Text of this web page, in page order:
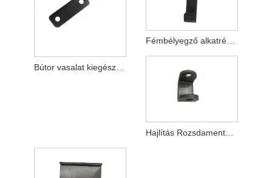
Bútor vasalat kiegészítők fém sajtolt alkatrészek
Fémbélyegző alkatrészek feldolgozása hardver termékek
Hajlítás Rozsdamentes acél bélyegző alkatrészek